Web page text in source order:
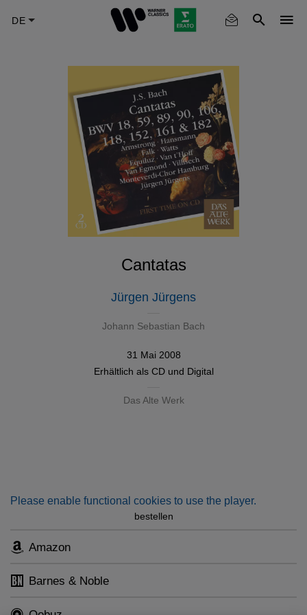
Cantatas
Jürgen Jürgens
Johann Sebastian Bach
31 Mai 2008
Erhältlich als CDund Digital
Das Alte Werk
Please enable functional cookies to use the player.
bestellen
Amazon
Barnes & Noble